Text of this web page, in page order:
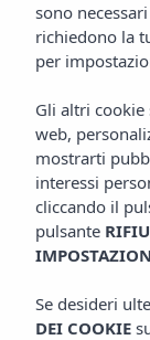
sono
richiedono la
per
Gli altri
web,
mostrarti
interessi
cliccando il
pulsante
Se desideri
DEI COOKIE